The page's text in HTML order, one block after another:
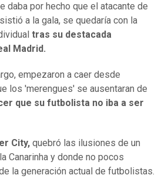
daba por hecho que el atacante de
a la gala, se quedaría con la
tras su destacada
Madrid.
empezaron a caer desde
los 'merengues' se ausentaran de
que su futbolista no iba a ser
City, quebró las ilusiones de un
Canarinha y donde no pocos
la generación actual de futbolistas.